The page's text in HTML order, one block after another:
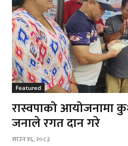
Featured
रास्वपाको आयोजनामा
जनाले रगत दान गरे
साउन १६, २०८३